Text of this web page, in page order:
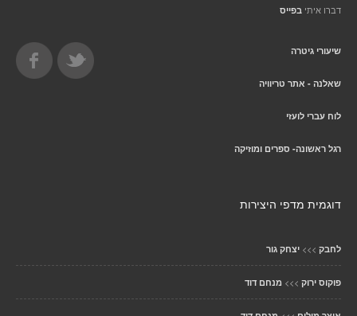
דברו איתי בפייס
שיעורי גיטרה
שאלנה - אתר טריוויה
לוח עברי לועזי
רגל ראשונה- ספרים ומוזיקה
דוגמית מדפי היצירות
לחבק >>> יצחק גור
פוקוס ירוק >>> מנחם דוד